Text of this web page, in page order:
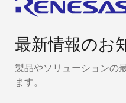
最新情報のお
製品やソリューションの
ます。